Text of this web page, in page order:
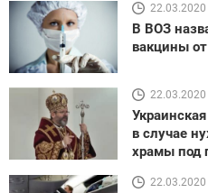
22.03.2020
В ВОЗ
вакцины
22.03.2020
в случае
храмы под
22.03.2020